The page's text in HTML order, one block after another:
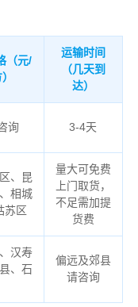
（元/
运输时间
（几天到
达）
询 3-4天
、昆
相城
苏区
量大可免费
上门取货，
不足需加提
货费
汉寿
、石
偏远及郊县
请咨询